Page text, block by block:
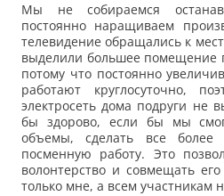
Мы не собираемся
постоянно наращиваем
телевидение обращались к
выделили большее помещение
потому что постоянно
работают круглосуточно,
электросеть дома подруги не
бы здорово, если бы мы
объемы, сделать все более
посменную работу. Это
волонтерство и совмещать
только мне, а всем